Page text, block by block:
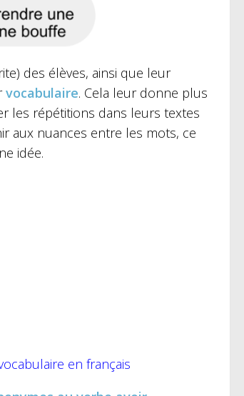
des élèves, ainsi que leur
vocabulaire. Cela leur donne plus
les répétitions dans leurs textes
aux nuances entre les mots, ce
idée.
en français